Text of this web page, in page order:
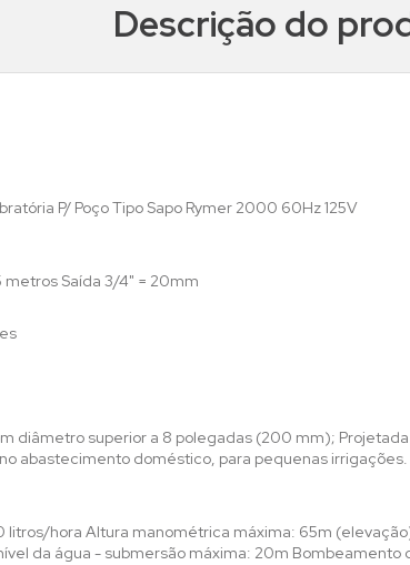
Descrição do
P/ Poço Tipo Sapo Rymer 2000 60Hz 125V
metros Saída 3/4" = 20mm
diâmetro superior a 8 polegadas (200 mm);
abastecimento doméstico, para pequenas irrigações.
litros/hora Altura manométrica máxima: 65m
da água - submersão máxima: 20m Bombeamento